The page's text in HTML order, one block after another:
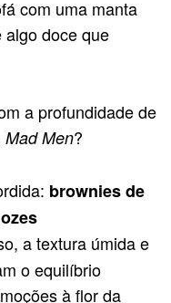
com uma manta
algo doce que
a profundidade de
Mad Men?
brownies de
a textura úmida e
o equilíbrio
à flor da